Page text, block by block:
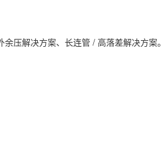
压解决方案、长连管 / 高落差解决方案。